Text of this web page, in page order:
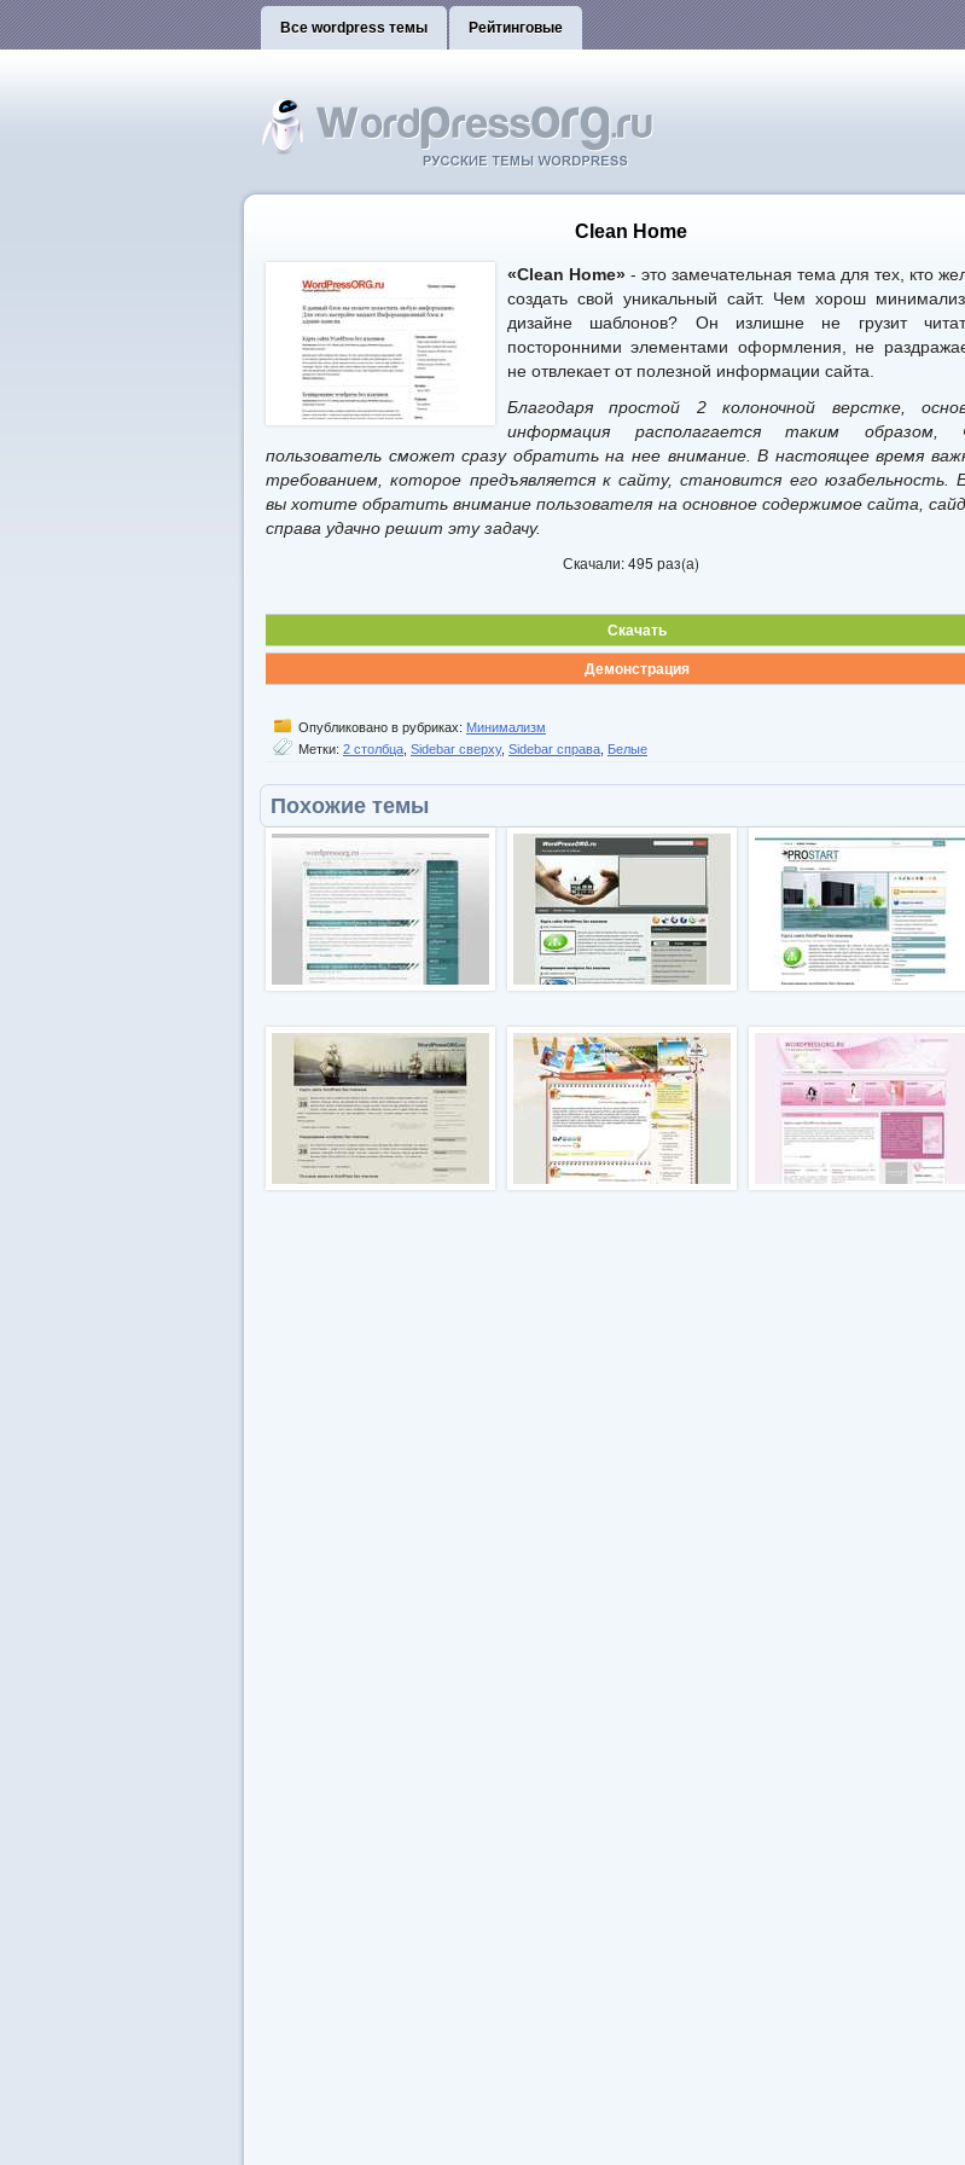
Все wordpress темы Рейтинговые
Clean Home
«Clean Home» - это замечательная тема для тех, кто
создать свой уникальный сайт. Чем хорош
дизайне шаблонов? Он излишне не грузит
посторонними элементами оформления, не
не отвлекает от полезной информации сайта.
Благодаря простой 2 колоночной верстке,
информация располагается таким образом,
пользователь сможет сразу обратить на нее внимание. В настоящее время
требованием, которое предъявляется к сайту, становится его юзабельность.
вы хотите обратить внимание пользователя на основное содержимое сайта,
справа удачно решит эту задачу.
Скачали: 495 раз(а)
Скачать
Демонстрация
Опубликовано в рубриках: Минимализм
Метки: 2 столбца Sidebar сверху, Sidebar справа Белые
Похожие темы